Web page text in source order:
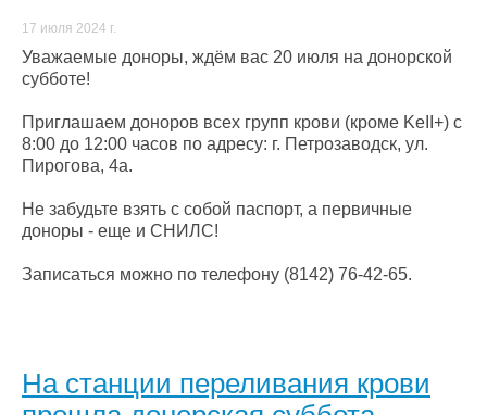
17 июля 2024 г.
Уважаемые доноры, ждём вас 20 июля на донорской
субботе!
Приглашаем доноров всех групп крови (кроме KeII+) с
8:00 до 12:00 часов по адресу: г. Петрозаводск, ул.
Пирогова, 4а.
Не забудьте взять с собой паспорт, а первичные
доноры - еще и СНИЛС!
Записаться можно по телефону (8142) 76-42-65.
На станции переливания крови